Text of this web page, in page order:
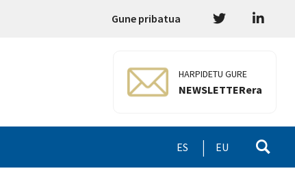
Gune pribatua
HARPIDETU GURE
NEWSLETTERera
ES EU